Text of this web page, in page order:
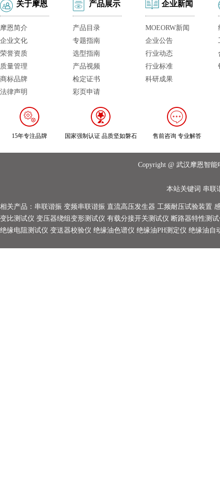
关于摩恩
摩恩简介
企业文化
荣誉资质
质量管理
商标品牌
法律声明
产品展示
产品目录
专题指南
选型指南
产品视频
检定证书
彩页申请
企业新闻
MOEORW新闻
企业公告
行业动态
行业标准
科研成果
15年专注品牌 国家强制认证 品质坚如磐石 售前咨询 专业解答
Copyright @ 武汉摩恩智
本站关键词 串联
相关产品： 串联谐振 变频串联谐振 直流高压发生器 工频耐压试验装置
变比测试仪 变压器绕组变形测试仪 有载分接开关测试仪 断路器特性测
绝缘电阻测试仪 变送器校验仪 绝缘油色谱仪 绝缘油PH测定仪 绝缘油自